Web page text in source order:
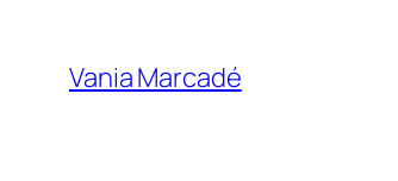
contenu
Vania Marcadé